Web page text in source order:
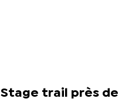
Stage trail près de